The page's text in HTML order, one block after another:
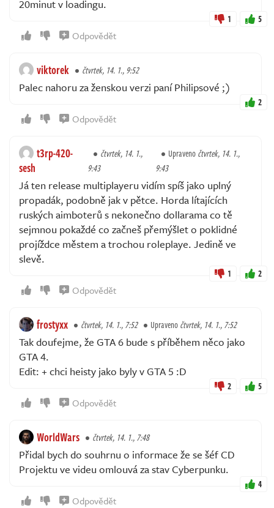
20minut v loadingu.
1 5
Odpovědět
viktorek čtvrtek, 14. 1., 9:52
Palec nahoru za ženskou verzi paní Philipsové ;)
2
Odpovědět
t3rp-420-
sesh
čtvrtek, 14. 1.,
9:43
Upravenočtvrtek, 14. 1.,
9:43
Já ten release multiplayeru vidím spíš jako uplný
propadák, podobně jak v pětce. Horda lítajících
ruských aimboterů s nekonečno dollarama co tě
sejmnou pokaždé co začneš přemýšlet o poklidné
projíždce městem a trochou roleplaye. Jedině ve
slevě.
1 2
Odpovědět
frostyxx čtvrtek, 14. 1., 7:52 Upravenočtvrtek, 14. 1., 7:52
Tak doufejme, že GTA 6 bude s příběhem něco jako
GTA 4.
Edit: + chci heisty jako byly v GTA 5 :D
2 5
Odpovědět
WorldWars čtvrtek, 14. 1., 7:48
Přidal bych do souhrnu o informace že se šéf CD
Projektu ve videu omlouvá za stav Cyberpunku.
4
Odpovědět